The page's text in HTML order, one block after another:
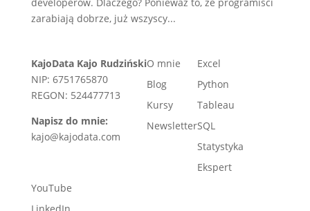
zarabiają dobrze, już wszyscy...
KajoData Kajo Rudziński
NIP: 6751765870
REGON: 524477713
Napisz do mnie:
kajo@kajodata.com
O mnie
Blog
Kursy
Newsletter
Excel
Python
Tableau
SQL
Statystyka
Ekspert
YouTube